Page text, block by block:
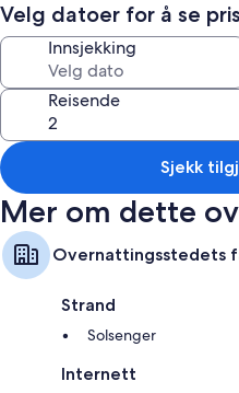
your dream vacation awaits.
Velg datoer for å se
Innsjekking
Reisende
Sjekk
Mer om dette
Overnattingsstedets
Strand
Solsenger
Internett